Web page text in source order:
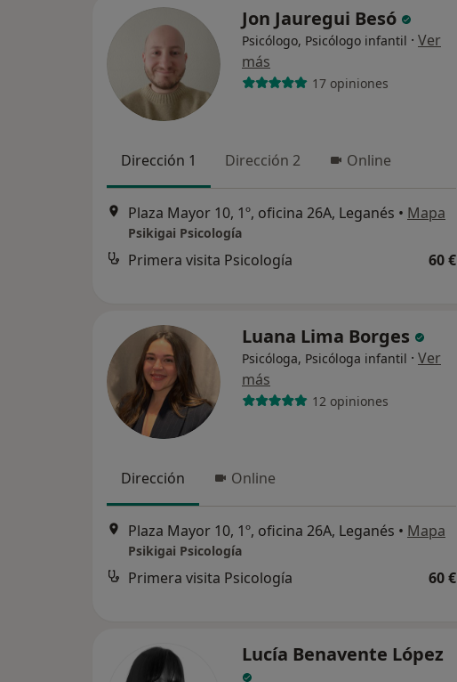
Jon Jauregui Besó
Psicólogo, Psicólogo infantil · Ver
más
17 opiniones
Dirección 1 Dirección 2 Online
Plaza Mayor 10, 1º, oficina 26A, Leganés • Mapa
Psikigai Psicología
Primera visita Psicología 60 €
Luana Lima Borges
Psicóloga, Psicóloga infantil · Ver
más
12 opiniones
Dirección Online
Plaza Mayor 10, 1º, oficina 26A, Leganés • Mapa
Psikigai Psicología
Primera visita Psicología 60 €
Lucía Benavente López